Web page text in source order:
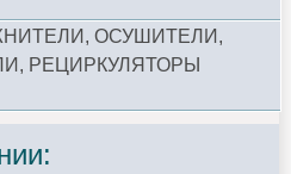
ОСУШИТЕЛИ,
РЕЦИРКУЛЯТОРЫ